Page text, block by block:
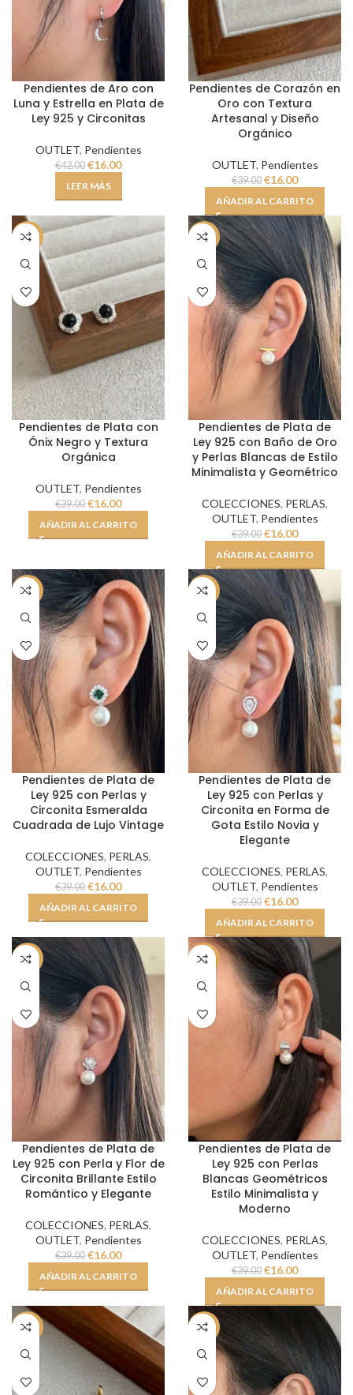
Pendientes de Aro con
Luna y Estrella en Plata de
Ley 925 y Circonitas
OUTLET, Pendientes
€42.00 €16.00
LEER MÁS
Pendientes de Corazón en
Oro con Textura
Artesanal y Diseño
Orgánico
OUTLET, Pendientes
€39.00 €16.00
AÑADIR AL CARRITO
-59%
Pendientes de Plata con
Ónix Negro y Textura
Orgánica
OUTLET, Pendientes
€39.00 €16.00
AÑADIR AL CARRITO
-59%
Pendientes de Plata de
Ley 925 con Baño de Oro
y Perlas Blancas de Estilo
Minimalista y Geométrico
COLECCIONES, PERLAS,
OUTLET, Pendientes
€39.00 €16.00
AÑADIR AL CARRITO
-59%
Pendientes de Plata de
Ley 925 con Perlas y
Circonita Esmeralda
Cuadrada de Lujo Vintage
COLECCIONES, PERLAS,
OUTLET, Pendientes
€39.00 €16.00
AÑADIR AL CARRITO
-59%
Pendientes de Plata de
Ley 925 con Perlas y
Circonita en Forma de
Gota Estilo Novia y
Elegante
COLECCIONES, PERLAS,
OUTLET, Pendientes
€39.00 €16.00
AÑADIR AL CARRITO
-59%
Pendientes de Plata de
Ley 925 con Perla y Flor de
Circonita Brillante Estilo
Romántico y Elegante
COLECCIONES, PERLAS,
OUTLET, Pendientes
€39.00 €16.00
AÑADIR AL CARRITO
-59%
Pendientes de Plata de
Ley 925 con Perlas
Blancas Geométricos
Estilo Minimalista y
Moderno
COLECCIONES, PERLAS,
OUTLET, Pendientes
€39.00 €16.00
AÑADIR AL CARRITO
-58% -59%